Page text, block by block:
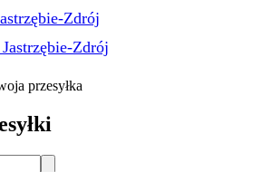
Zdrój
Zdrój
przesyłka